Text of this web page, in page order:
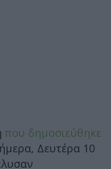
που δημοσιεύθηκε
Δευτέρα 10